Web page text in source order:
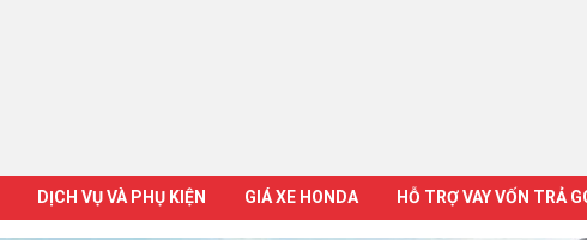
DỊCH VỤ VÀ PHỤ KIỆN GIÁ XE HONDA HỖ TRỢ VAY VỐN TRẢ